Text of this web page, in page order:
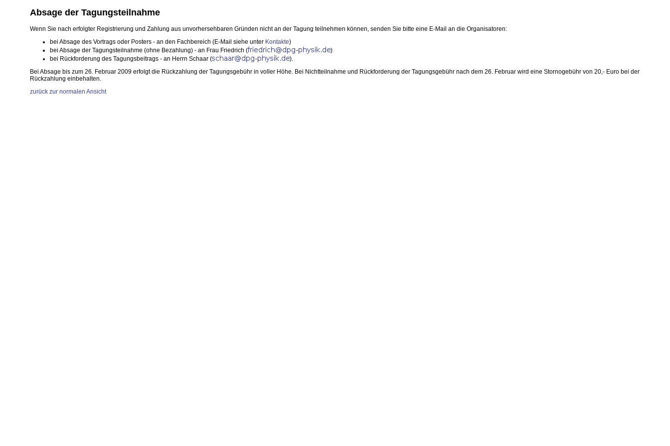
Absage der Tagungsteilnahme
Wenn Sie nach erfolgter Registrierung und Zahlung aus unvorhersehbaren Gründen nicht an der Tagung teilnehmen können, senden Sie bitte eine E-Mail an die Organisatoren:
bei Absage des Vortrags oder Posters - an den Fachbereich (E-Mail siehe unter Kontakte)
bei Absage der Tagungsteilnahme (ohne Bezahlung) - an Frau Friedrich (
)
bei Rückforderung des Tagungsbeitrags - an Herrn Schaar (
).
Bei Absage bis zum 26. Februar 2009 erfolgt die Rückzahlung der Tagungsgebühr in voller Höhe. Bei Nichtteilnahme und Rückforderung der Tagungsgebühr nach dem 26. Februar wird eine Stornogebühr von 20,- Euro bei der
Rückzahlung einbehalten.
zurück zur normalen Ansicht